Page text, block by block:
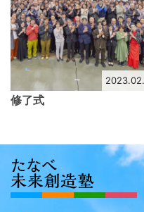
修了式